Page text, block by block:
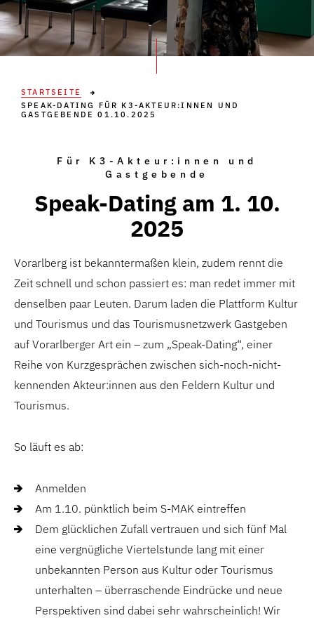
STARTSEITE
SPEAK-DATING FÜR K3-AKTEUR:INNEN UND
GASTGEBENDE 01.10.2025
Für K3-Akteur:innen und
Gastgebende
Speak-Dating am 1. 10.
2025
Vorarlberg ist bekanntermaßen klein, zudem rennt die
Zeit schnell und schon passiert es: man redet immer mit
denselben paar Leuten. Darum laden die Plattform Kultur
und Tourismus und das Tourismusnetzwerk Gastgeben
auf Vorarlberger Art ein – zum „Speak-Dating“, einer
Reihe von Kurzgesprächen zwischen sich-noch-nicht-
kennenden Akteur:innen aus den Feldern Kultur und
Tourismus.
So läuft es ab:
Anmelden
Am 1.10. pünktlich beim S-MAK eintreffen
Dem glücklichen Zufall vertrauen und sich fünf Mal
eine vergnügliche Viertelstunde lang mit einer
unbekannten Person aus Kultur oder Tourismus
unterhalten – überraschende Eindrücke und neue
Perspektiven sind dabei sehr wahrscheinlich! Wir